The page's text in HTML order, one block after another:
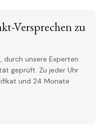
Versprechen zu
durch unsere Experten
geprüft. Zu jeder Uhr
und 24 Monate